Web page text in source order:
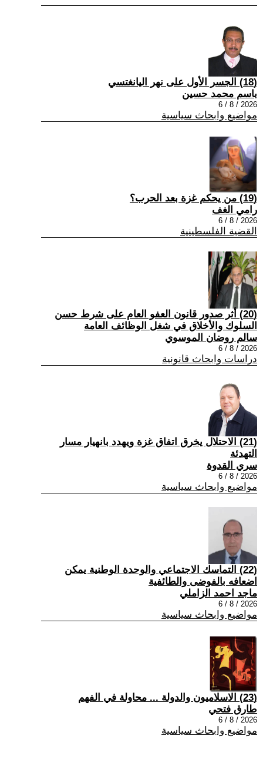
(18) الجسر الأول على نهر اليانغتسي
باسم محمد حسين
2026 / 8 / 6
مواضيع وابحاث سياسية
(19) من يحكم غزة بعد الحرب؟
رامي الغف
2026 / 8 / 6
القضية الفلسطينية
(20) أثر صدور قانون العفو العام على شرط حسن
السلوك والأخلاق في شغل الوظائف العامة
سالم روضان الموسوي
2026 / 8 / 6
دراسات وابحاث قانونية
(21) الاحتلال يخرق اتفاق غزة ويهدد بانهيار مسار
التهدئة
سري القدوة
2026 / 8 / 6
مواضيع وابحاث سياسية
(22) التماسك الاجتماعي والوحدة الوطنية يمكن
اضعافه بالفوضى والطائفية
ماجد احمد الزاملي
2026 / 8 / 6
مواضيع وابحاث سياسية
(23) الاسلاميون والدولة ... محاولة في الفهم
طارق فتحي
2026 / 8 / 6
مواضيع وابحاث سياسية